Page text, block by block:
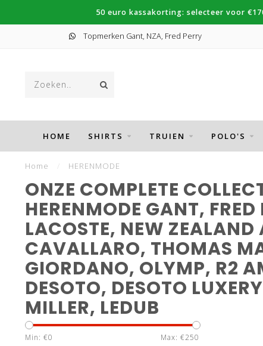
50 euro kassakorting: selecteer voor
Topmerken Gant, NZA, Fred Perry
HOME SHIRTS TRUIEN POLO'S
Home HERENMODE
ONZE COMPLETE
HERENMODE GANT, FRED
LACOSTE, NEW
CAVALLARO, THOMAS
GIORDANO, OLYMP, R2
DESOTO, DESOTO
MILLER, LEDUB
Min: €0 Max: €250